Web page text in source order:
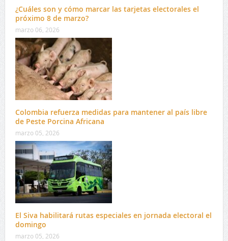
¿Cuáles son y cómo marcar las tarjetas electorales el
próximo 8 de marzo?
marzo 06, 2026
Colombia refuerza medidas para mantener al país libre
de Peste Porcina Africana
marzo 05, 2026
El Siva habilitará rutas especiales en jornada electoral el
domingo
marzo 05, 2026